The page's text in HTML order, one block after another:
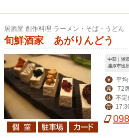
居酒屋 創作料理 ラーメン・そば・うどん
旬鮮酒家 あがりんどう
中部｜浦
浦添市役
￥ 平
席 72
休 不定
営